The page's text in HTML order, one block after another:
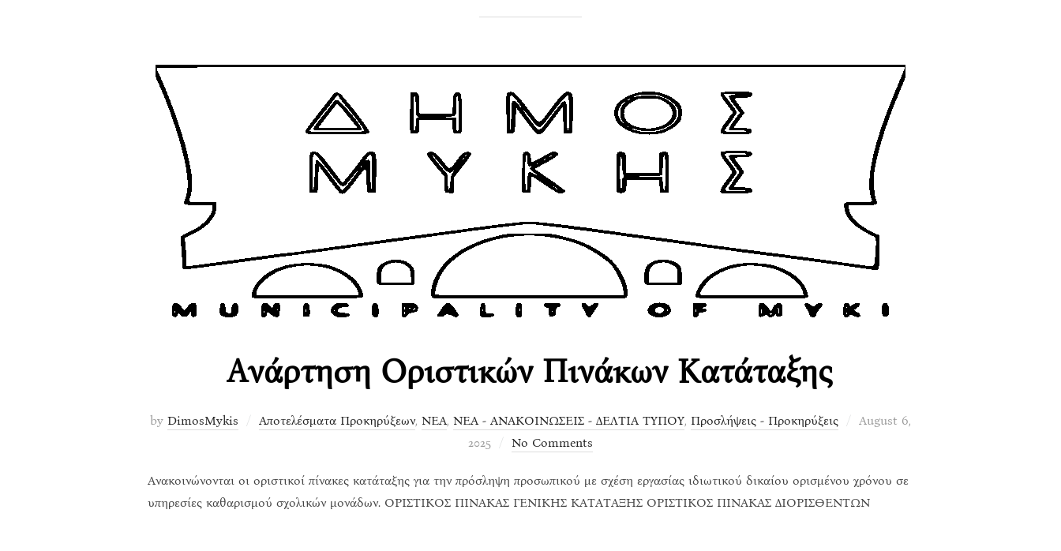
Ανάρτηση Οριστικών Πινάκων Κατάταξης
by DimosMykis Αποτελέσματα Προκηρύξεων, ΝΕΑ, ΝΕΑ - ΑΝΑΚΟΙΝΩΣΕΙΣ - ΔΕΛΤΙΑ ΤΥΠΟΥ, Προσλήψεις - Προκηρύξεις
Posted
August 6,
2025
No Comments
Ανακοινώνονται οι οριστικοί πίνακες κατάταξης για την πρόσληψη προσωπικού με σχέση εργασίας ιδιωτικού δικαίου ορισμένου χρόνου σε
υπηρεσίες καθαρισμού σχολικών μονάδων. ΟΡΙΣΤΙΚΟΣ ΠΙΝΑΚΑΣ ΓΕΝΙΚΗΣ ΚΑΤΑΤΑΞΗΣ ΟΡΙΣΤΙΚΟΣ ΠΙΝΑΚΑΣ ΔΙΟΡΙΣΘΕΝΤΩΝ